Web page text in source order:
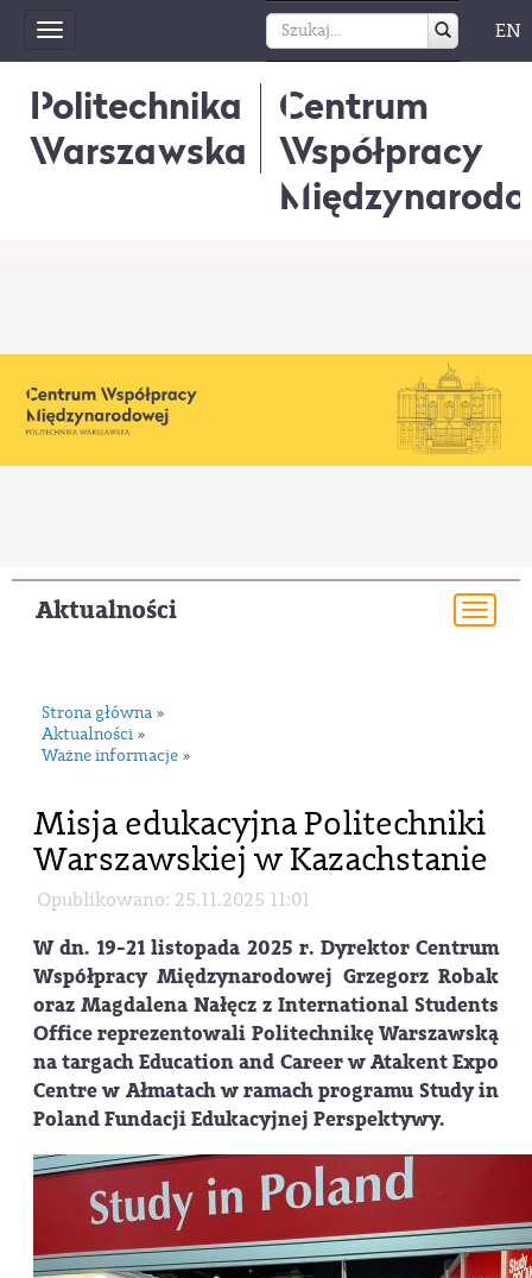
Toggle
navigation
EN
Politechnika
Warszawska
Centrum
Współpracy
Aktualności
Strona główna »
Aktualności »
Ważne informacje »
Misja edukacyjna Politechniki
Warszawskiej w Kazachstanie
Opublikowano: 25.11.2025 11:01
W dn. 19-21 listopada 2025 r. Dyrektor Centrum
Współpracy Międzynarodowej Grzegorz Robak
oraz Magdalena Nałęcz z International Students
Office reprezentowali Politechnikę Warszawską
na targach Education and Career w Atakent Expo
Centre w Ałmatach w ramach programu Study in
Poland Fundacji Edukacyjnej Perspektywy.